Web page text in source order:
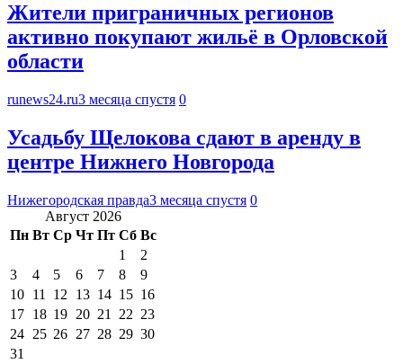
Жители приграничных регионов
активно покупают жильё в Орловской
области
runews24.ru3 месяца спустя 0
Усадьбу Щелокова сдают в аренду в
центре Нижнего Новгорода
Нижегородская правда3 месяца спустя 0
Август 2026
Пн Вт Ср Чт Пт Сб Вс
1
2
3
4 5 6 7 8
9
10 11 12 13 14 15 16
17 18 19 20 21 22 23
24 25 26 27 28 29 30
31